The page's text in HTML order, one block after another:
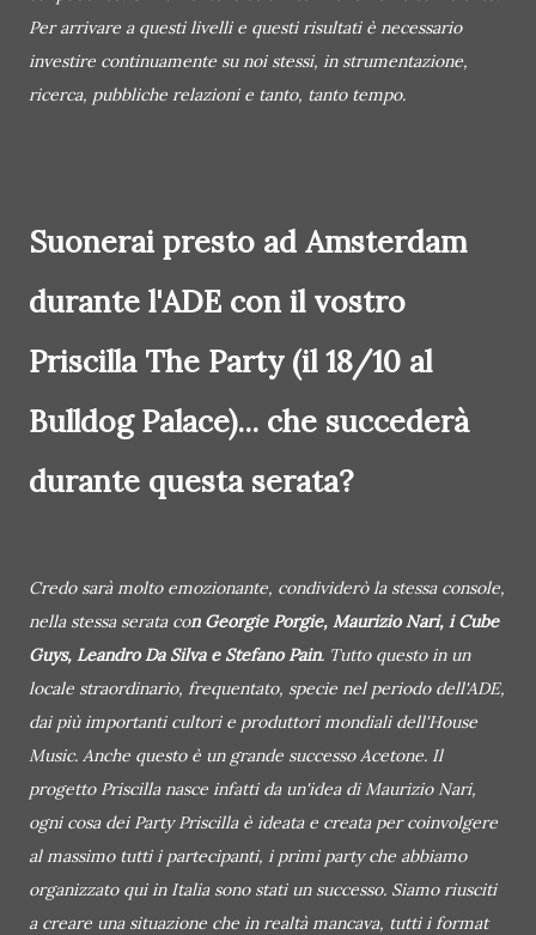
Per arrivare a questi livelli e questi risultati è necessario
investire continuamente su noi stessi, in strumentazione,
ricerca, pubbliche relazioni e tanto, tanto tempo.
Suonerai presto ad Amsterdam
durante l'ADE con il vostro
Priscilla The Party (il 18/10 al
Bulldog Palace)... che succederà
durante questa serata?
Credo sarà molto emozionante, condividerò la stessa console,
nella stessa serata con Georgie Porgie, Maurizio Nari, i Cube
Guys, Leandro Da Silva e Stefano Pain. Tutto questo in un
locale straordinario, frequentato, specie nel periodo dell'ADE,
dai più importanti cultori e produttori mondiali dell'House
Music. Anche questo è un grande successo Acetone. Il
progetto Priscilla nasce infatti da un'idea di Maurizio Nari,
ogni cosa dei Party Priscilla è ideata e creata per coinvolgere
al massimo tutti i partecipanti, i primi party che abbiamo
organizzato qui in Italia sono stati un successo. Siamo riusciti
a creare una situazione che in realtà mancava, tutti i format